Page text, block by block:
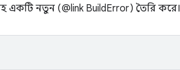
সহ একটি নতুন (@link BuildError) তৈরি করে।